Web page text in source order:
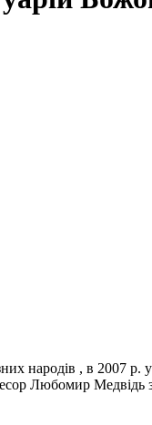
народів , в 2007 р.
Любомир Медвідь